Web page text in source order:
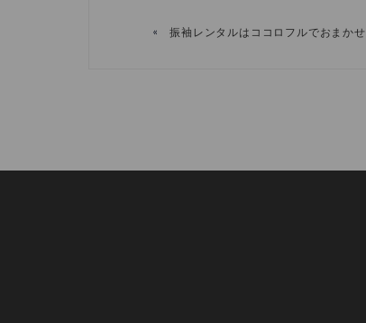
« 振袖レンタルはココロフルでおまかせ